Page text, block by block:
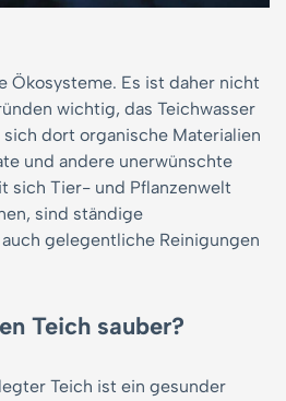
Ökosysteme. Es ist daher nicht
wichtig, das Teichwasser
dort organische Materialien
und andere unerwünschte
sich Tier- und Pflanzenwelt
sind ständige
gelegentliche Reinigungen
Teich sauber?
Teich ist ein gesunder